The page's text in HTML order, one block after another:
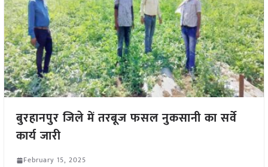
बुरहानपुर जिले में तरबूज फसल नुकसानी का सर्वे
कार्य जारी
February 15, 2025